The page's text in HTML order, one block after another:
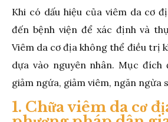
Khi có dấu hiệu của viêm da cơ
đến bệnh viện để xác định và
Viêm da cơ địa không thể điều trị
dựa vào nguyên nhân. Mục
giảm ngứa, giảm viêm, ngăn ngừa
1. Chữa viêm da cơ